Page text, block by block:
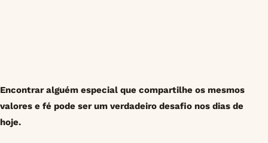
Encontrar alguém especial que compartilhe os mesmos
valores e fé pode ser um verdadeiro desafio nos dias de
hoje.